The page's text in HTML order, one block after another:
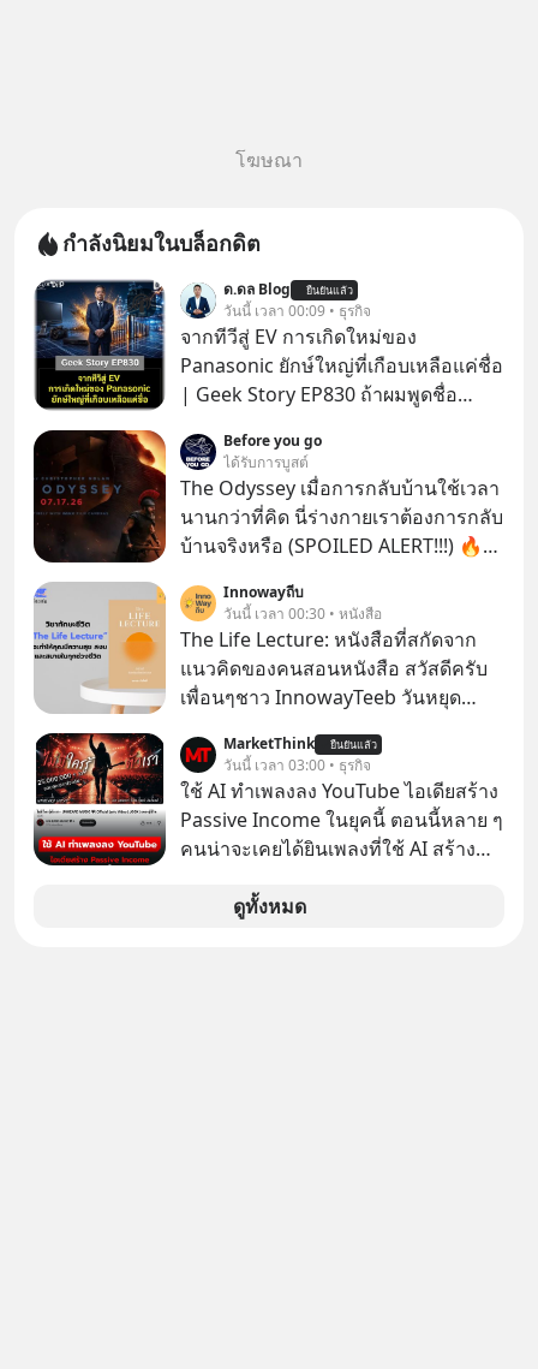
โฆษณา
กำลังนิยมในบล็อกดิต
ด.ดล Blog ยืนยันแล้ว
วันนี้ เวลา 00:09 • ธุรกิจ
จากทีวีสู่ EV การเกิดใหม่ของ
Panasonic ยักษ์ใหญ่ที่เกือบเหลือแค่ชื่อ
| Geek Story EP830 ถ้าผมพูดชื่อ
ถ่านไฟฉาย? ถ้าคุณยังคิดแบบนั้น แสดง
ว่าคุณกำลังพลาดเรื่องราวการ
‘Rebranding’ ที่ดุเดือดที่สุดใน
ประวัติศาสตร์ญี่ปุ่น! รู้หรือไม่ว่า ในวันที่
บาท Panasonic ตัดสินใจหักดิบ ทิ้ง
ตลาดเครื่องใช้ไฟฟ้าที่สู้ B2C ไม่ไหว
แล้วหันไปเดิมพันครั้งใหญ่กับ Tesla
และ Software Solutions จนวันนี้พวก
เขากลายเป็นกระดูกสันหลังของ
อุตสาหกรรม EV โลกไปแล้ว… พวกเขา
ทำได้อย่างไร เลือกฟังกันได้เลยนะครับ
อย่าลืมกด Follow ติดตาม PodCast
ช่อง Geek Forever’s Podcast ของผม
กันด้วยนะครับ 🎧 ฟังผ่าน Spotify :
ผ่าน Apple Podcast :
Before you go
ได้รับการบูสต์
The Odyssey เมื่อการกลับบ้านใช้เวลา
นานกว่าที่คิด นี่ร่างกายเราต้องการกลับ
บ้านจริงหรือ (SPOILED ALERT!!!) 🔥
Innowayถีบ
วันนี้ เวลา 00:30 • หนังสือ
The Life Lecture: หนังสือที่สกัดจาก
แนวคิดของคนสอนหนังสือ สวัสดีครับ
เพื่อนๆชาว InnowayTeeb วันหยุด
สนใจจบแล้วเกิดคำถามว่า
MarketThink ยืนยันแล้ว
วันนี้ เวลา 03:00 • ธุรกิจ
ใช้ AI ทำเพลงลง YouTube ไอเดียสร้าง
Passive Income ในยุคนี้ ตอนนี้หลาย ๆ
คนน่าจะเคยได้ยินเพลงที่ใช้ AI สร้าง
รู้ตัวเรา” จากช่องชื่อว่า UNHEARD
ดูทั้งหมด